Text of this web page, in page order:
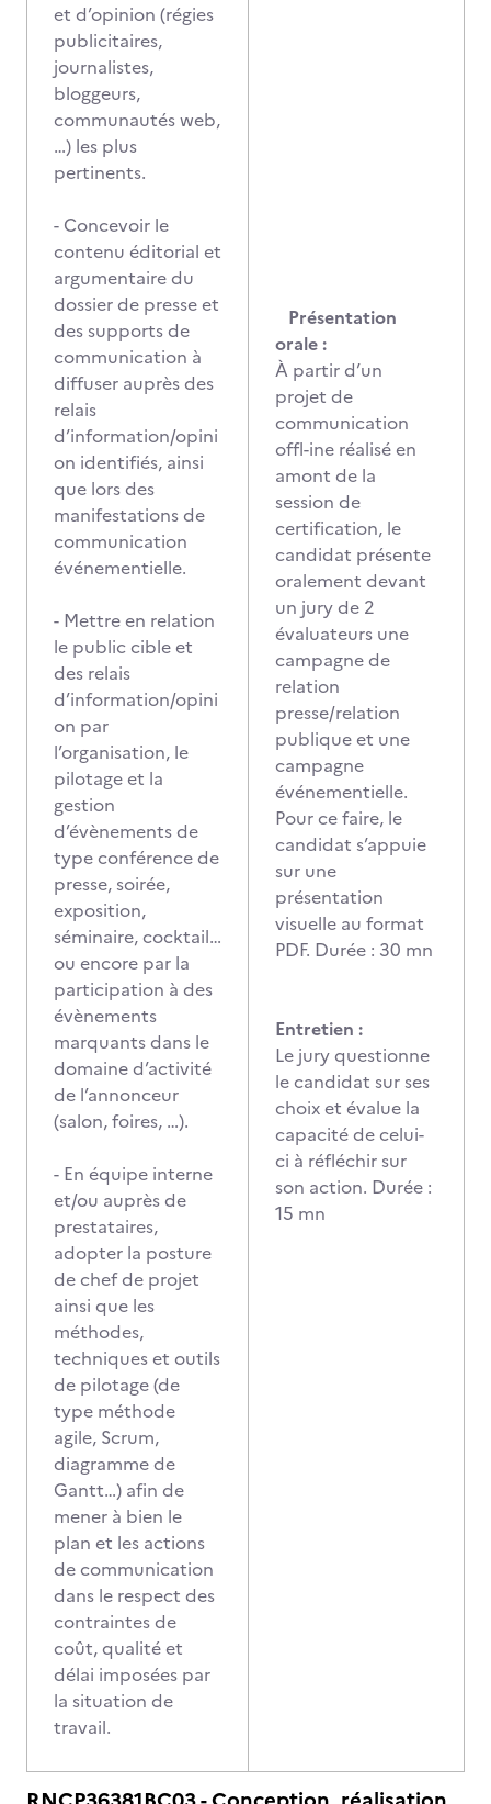
et d’opinion (régies
publicitaires,
journalistes,
bloggeurs,
communautés web,
…) les plus
pertinents.
- Concevoir le
contenu éditorial et
argumentaire du
dossier de presse et
des supports de
communication à
diffuser auprès des
relais
d’information/opini
on identifiés, ainsi
que lors des
manifestations de
communication
événementielle.
- Mettre en relation
le public cible et
des relais
d’information/opini
on par
l’organisation, le
pilotage et la
gestion
d’évènements de
type conférence de
presse, soirée,
exposition,
séminaire, cocktail…
ou encore par la
participation à des
évènements
marquants dans le
domaine d’activité
de l’annonceur
(salon, foires, …).
- En équipe interne
et/ou auprès de
prestataires,
adopter la posture
de chef de projet
ainsi que les
méthodes,
techniques et outils
de pilotage (de
type méthode
agile, Scrum,
diagramme de
Gantt…) afin de
mener à bien le
plan et les actions
de communication
dans le respect des
contraintes de
coût, qualité et
délai imposées par
la situation de
travail.
Présentation
orale :
À partir d’un
projet de
communication
offl-ine réalisé en
amont de la
session de
certification, le
candidat présente
oralement devant
un jury de 2
évaluateurs une
campagne de
relation
presse/relation
publique et une
campagne
événementielle.
Pour ce faire, le
candidat s’appuie
sur une
présentation
visuelle au format
PDF. Durée : 30 mn
Entretien :
Le jury questionne
le candidat sur ses
choix et évalue la
capacité de celui-
ci à réfléchir sur
son action. Durée :
15 mn